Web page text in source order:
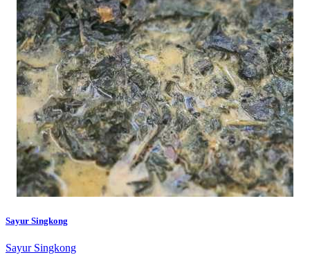
Sayur Singkong
Sayur Singkong